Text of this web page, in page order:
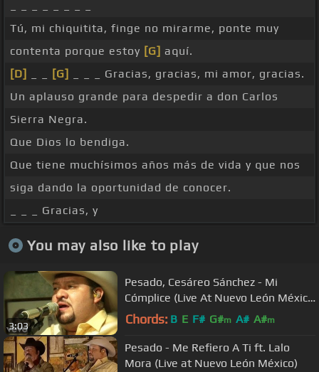
Tú, mi chiquitita, finge no mirarme, ponte muy
contenta porque estoy [G] aquí.
[D]
[G]
_ _ _ Gracias, gracias, mi amor, gracias.
Un aplauso grande para despedir a don Carlos
Sierra Negra.
Que Dios lo bendiga.
Que tiene muchísimos años más de vida y que nos
siga dando la oportunidad de conocer.
_ _ _ Gracias, y
You may also like to play
3:03
Pesado, Cesáreo Sánchez - Mi
Cómplice (Live At Nuevo León México
2009)
Chords: B E F# G#m A# A#m
Pesado - Me Refiero A Ti ft. Lalo
Mora (Live at Nuevo León México)